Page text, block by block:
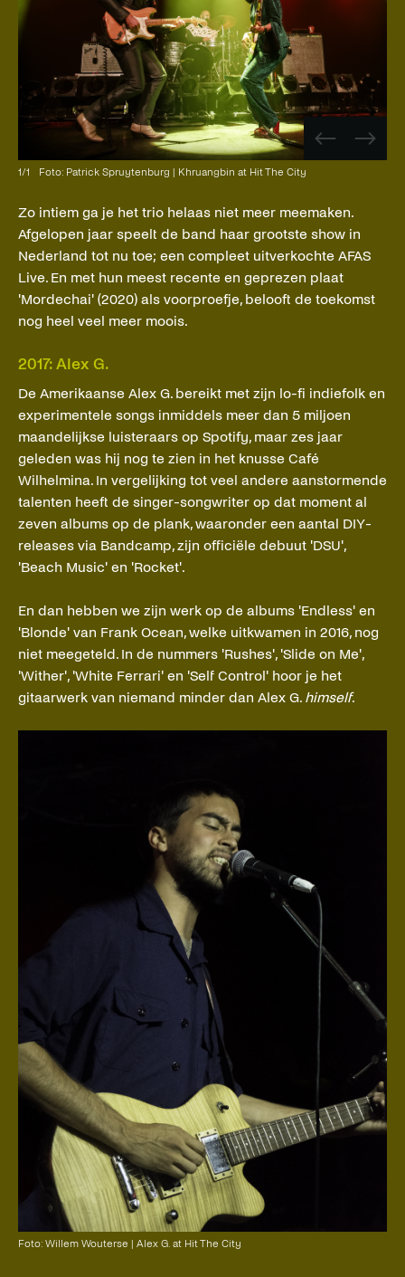
Vorige
afbeelding
1/1 Foto: Patrick Spruytenburg | Khruangbin at Hit The City
Zo intiem ga je het trio helaas niet meer meemaken.
Afgelopen jaar speelt de band haar grootste show in
Nederland tot nu toe; een compleet uitverkochte AFAS
Live. En met hun meest recente en geprezen plaat
'Mordechai' (2020) als voorproefje, belooft de toekomst
nog heel veel meer moois.
2017: Alex G.
De Amerikaanse Alex G. bereikt met zijn lo-fi indiefolk en
experimentele songs inmiddels meer dan 5 miljoen
maandelijkse luisteraars op Spotify, maar zes jaar
geleden was hij nog te zien in het knusse Café
Wilhelmina. In vergelijking tot veel andere aanstormende
talenten heeft de singer-songwriter op dat moment al
zeven albums op de plank, waaronder een aantal DIY-
releases via Bandcamp, zijn officiële debuut 'DSU',
'Beach Music' en 'Rocket'.
En dan hebben we zijn werk op de albums 'Endless' en
'Blonde' van Frank Ocean, welke uitkwamen in 2016, nog
niet meegeteld. In de nummers 'Rushes', 'Slide on Me',
'Wither', 'White Ferrari' en 'Self Control' hoor je het
gitaarwerk van niemand minder dan Alex G. himself.
Foto: Willem Wouterse | Alex G. at Hit The City